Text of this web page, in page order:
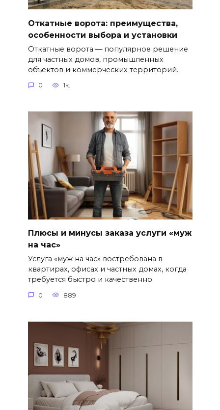
Откатные ворота: преимущества,
особенности выбора и установки
Откатные ворота — популярное решение
для частных домов, промышленных
объектов и коммерческих территорий.
0 1к.
Плюсы и минусы заказа услуги «муж
на час»
Услуга «муж на час» востребована в
квартирах, офисах и частных домах, когда
требуется быстро и качественно
0 889